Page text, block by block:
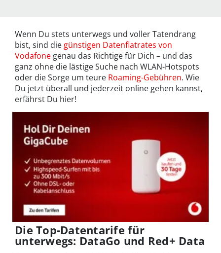
Wenn Du stets unterwegs und voller Tatendrang
bist, sind die günstigen Datenflatrates von
Vodafone genau das Richtige für Dich – und das
ganz ohne die lästige Suche nach WLAN-Hotspots
oder die Sorge um teure Roaming-Gebühren. Wie
Du jetzt überall und jederzeit online gehen kannst,
erfährst Du hier!
Die Top-Datentarife für
unterwegs: DataGo und Red+ Data